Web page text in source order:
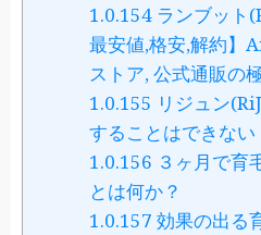
1.0.154 ランブット
最安値,格安,解約】
ストア, 公式通販の
1.0.155 リジュン
することはできない
1.0.156 ３ヶ月で育
とは何か？
1.0.157 効果の出る